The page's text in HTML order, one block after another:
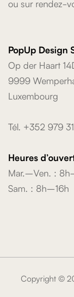
ou sur rendez-
PopUp Design
Op der Haart
9999
Luxembourg
Tél. +352 979
Heures
Mar.–Ven. :
Sam. : 8h–16h
Copyright ©